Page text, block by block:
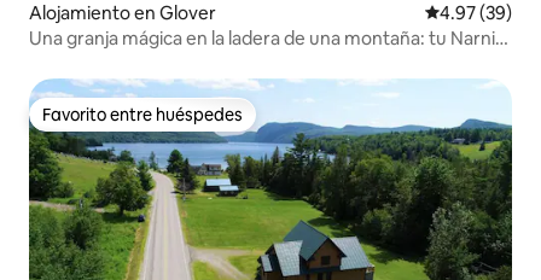
Alojamiento en Glover Calificación
4.97 (39)
Una granja mágica en la ladera de una montaña: tu Narnia
Favorito entre huéspedes
Favorito entre huéspedes